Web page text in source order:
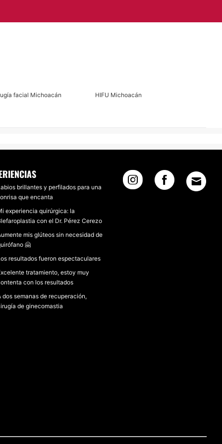
facial Michoacán HIFU Michoacán
brillantes y perfilados para una
que encanta
experiencia quirúrgica: la
con el Dr. Pérez Cerezo
mis glúteos sin necesidad de
🤗
resultados fueron espectaculares
tratamiento, estoy muy
con los resultados
dos semanas de recuperación,
de ginecomastia